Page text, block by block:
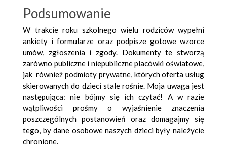
Podsumowanie
W trakcie roku szkolnego wielu rodziców wypełni
ankiety i formularze oraz podpisze gotowe wzorce
umów, zgłoszenia i zgody. Dokumenty te stworzą
zarówno publiczne i niepubliczne placówki oświatowe,
jak również podmioty prywatne, których oferta usług
skierowanych do dzieci stale rośnie. Moja uwaga jest
następująca: nie bójmy się ich czytać! A w razie
wątpliwości prośmy o wyjaśnienie znaczenia
poszczególnych postanowień oraz domagajmy się
tego, by dane osobowe naszych dzieci były należycie
chronione.